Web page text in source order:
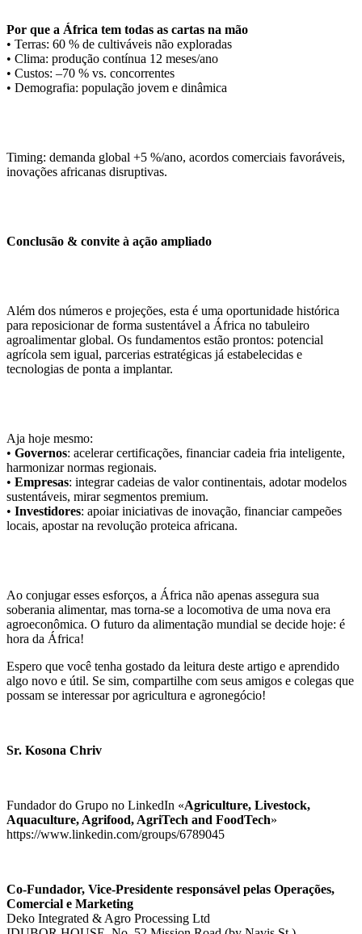
Por que a África tem todas as cartas na mão
• Terras: 60 % de cultiváveis não exploradas
• Clima: produção contínua 12 meses/ano
• Custos: –70 % vs. concorrentes
• Demografia: população jovem e dinâmica
Timing: demanda global +5 %/ano, acordos comerciais favoráveis,
inovações africanas disruptivas.
Conclusão & convite à ação ampliado
Além dos números e projeções, esta é uma oportunidade histórica
para reposicionar de forma sustentável a África no tabuleiro
agroalimentar global. Os fundamentos estão prontos: potencial
agrícola sem igual, parcerias estratégicas já estabelecidas e
tecnologias de ponta a implantar.
Aja hoje mesmo:
• Governos: acelerar certificações, financiar cadeia fria inteligente,
harmonizar normas regionais.
• Empresas: integrar cadeias de valor continentais, adotar modelos
sustentáveis, mirar segmentos premium.
• Investidores: apoiar iniciativas de inovação, financiar campeões
locais, apostar na revolução proteica africana.
Ao conjugar esses esforços, a África não apenas assegura sua
soberania alimentar, mas torna-se a locomotiva de uma nova era
agroeconômica. O futuro da alimentação mundial se decide hoje: é
hora da África!
Espero que você tenha gostado da leitura deste artigo e aprendido
algo novo e útil. Se sim, compartilhe com seus amigos e colegas que
possam se interessar por agricultura e agronegócio!
Sr. Kosona Chriv
Fundador do Grupo no LinkedIn «Agriculture, Livestock,
Aquaculture, Agrifood, AgriTech and FoodTech»
https://www.linkedin.com/groups/6789045
Co-Fundador, Vice-Presidente responsável pelas Operações,
Comercial e Marketing
Deko Integrated & Agro Processing Ltd